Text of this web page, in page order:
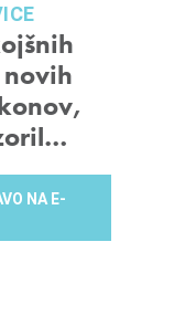
NA E-